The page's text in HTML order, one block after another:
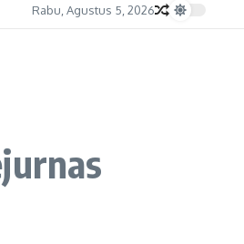
Rabu, Agustus 5, 2026